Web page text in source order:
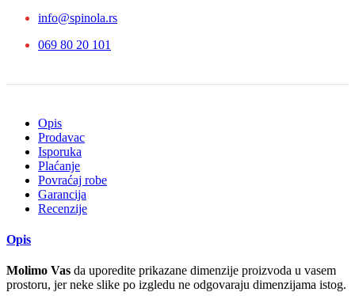
info@spinola.rs
069 80 20 101
Opis
Prodavac
Isporuka
Plaćanje
Povraćaj robe
Garancija
Recenzije
Opis
Molimo Vas da uporedite prikazane dimenzije proizvoda u vasem
prostoru, jer neke slike po izgledu ne odgovaraju dimenzijama istog.